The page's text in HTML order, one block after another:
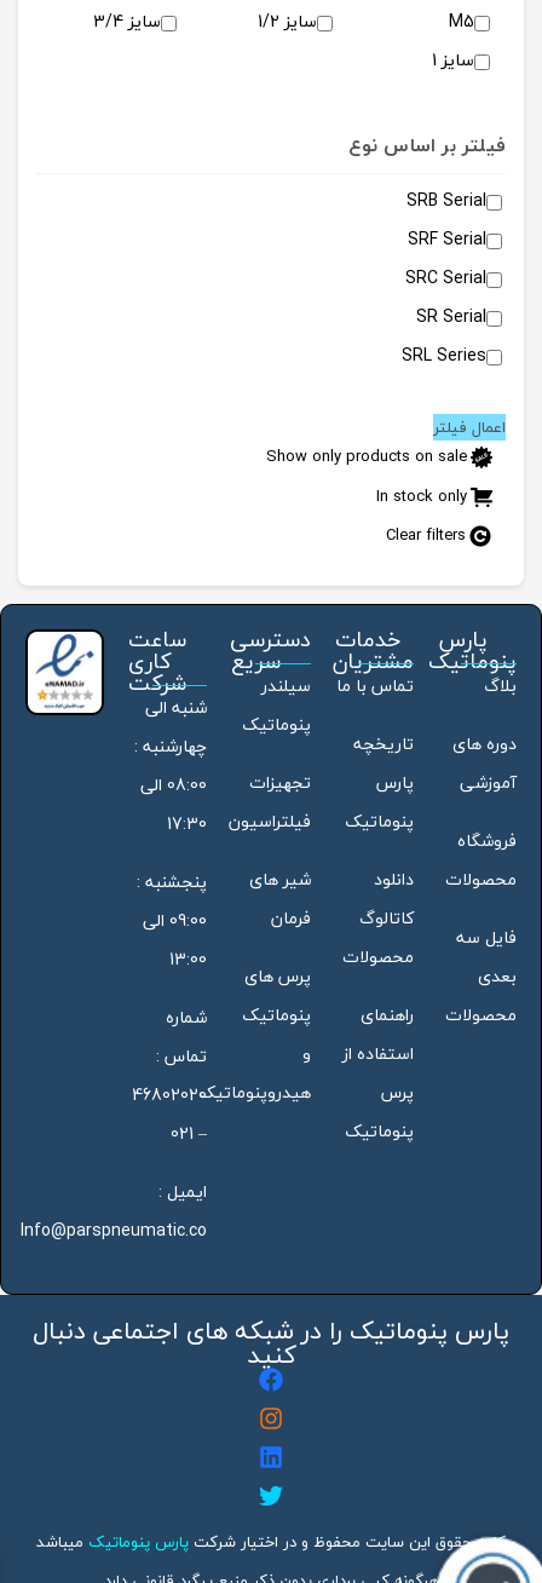
M5
سایز 1/2
سایز 3/4
سایز 1
فیلتر بر اساس نوع
SRB Serial
SRF Serial
SRC Serial
SR Serial
SRL Series
اعمال فیلتر
Show only products on sale
In stock only
Clear filters
پارس
پنوماتیک
بلاگ
دوره های
آموزشی
فروشگاه
محصولات
فایل سه
بعدی
محصولات
خدمات
مشتریان
تماس با ما
تاریخچه
پارس
پنوماتیک
دانلود
کاتالوگ
محصولات
راهنمای
استفاده از
پرس
پنوماتیک
دسترسی
سریع
سیلندر
پنوماتیک
تجهیزات
فیلتراسیون
شیر های
فرمان
پرس های
پنوماتیک
و
هیدروپنوماتیک
ساعت
کاری
شرکت
شنبه الی
چهارشنبه :
08:00 الی
17:30
پنجشنبه :
09:00 الی
13:00
شماره
تماس :
46802020
– 021
ایمیل :
Info@parspneumatic.co
پارس پنوماتیک را در شبکه های اجتماعی دنبال
کنید
کلیه حقوق این سایت محفوظ و در اختیار شرکتپارس پنوماتیک میباشد